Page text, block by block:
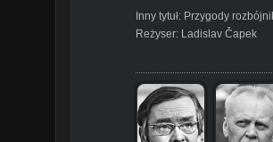
Inny tytuł: Przygody
Reżyser: Ladislav Čapek